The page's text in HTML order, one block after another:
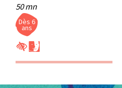
50 mn
Dès 6
ans